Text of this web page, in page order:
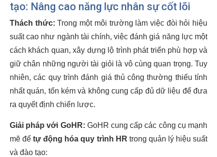
tạo: Nâng cao năng lực nhân sự cốt lõi
Thách thức: Trong một môi trường làm việc đòi hỏi hiệu
suất cao như ngành tài chính, việc đánh giá năng lực một
cách khách quan, xây dựng lộ trình phát triển phù hợp và
giữ chân những người tài giỏi là vô cùng quan trọng. Tuy
nhiên, các quy trình đánh giá thủ công thường thiếu tính
nhất quán, tốn kém và không cung cấp đủ dữ liệu để đưa
ra quyết định chiến lược.
Giải pháp với GoHR: GoHR cung cấp các công cụ mạnh
mẽ đểtự động hóa quy trình HR trong quản lý hiệu suất
và đào tạo: